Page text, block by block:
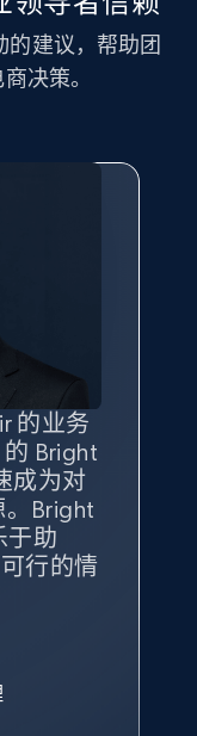
and more.
rating,
and
立即开始
using
rating,
and
的建议，帮助团
决策。
的业务
Bright
成为对
。Bright
于助
行的情
大地支
个产品
以主要
商的销
们的营
监
跟踪销
务至关
方案，
产品、
趋势的
监